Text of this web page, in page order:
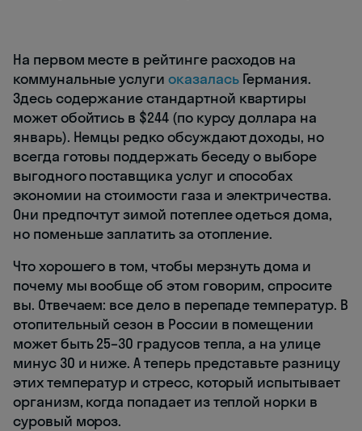
На первом месте в рейтинге расходов на
коммунальные услуги оказаласьГермания.
Здесь содержание стандартной квартиры
может обойтись в $244 (по курсу доллара на
январь). Немцы редко обсуждают доходы, но
всегда готовы поддержать беседу о выборе
выгодного поставщика услуг и способах
экономии на стоимости газа и электричества.
Они предпочтут зимой потеплее одеться дома,
но поменьше заплатить за отопление.
Что хорошего в том, чтобы мерзнуть дома и
почему мы вообще об этом говорим, спросите
вы. Отвечаем: все дело в перепаде температур. В
отопительный сезон в России в помещении
может быть 25–30 градусов тепла, а на улице
минус 30 и ниже. А теперь представьте разницу
этих температур и стресс, который испытывает
организм, когда попадает из теплой норки в
суровый мороз.